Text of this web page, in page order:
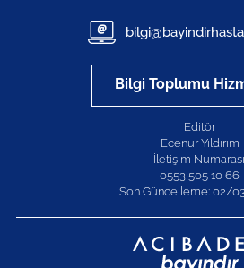
Bilgi Toplumu
Editör
Ecenur Yıldırım
İletişim
0553 505 10 66
Son Güncelleme: 02/